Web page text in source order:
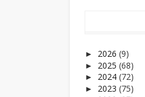
► 2026 (9)
► 2025 (68)
► 2024 (72)
► 2023 (75)